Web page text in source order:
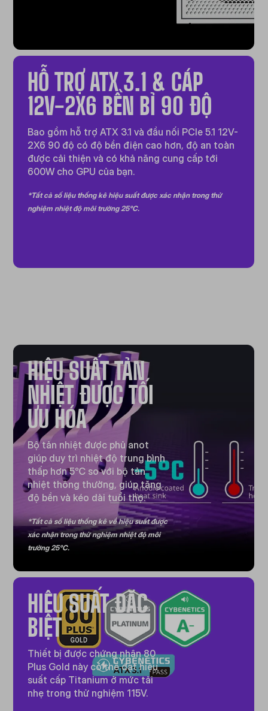
HỖ TRỢ ATX 3.1 & CÁP
12V-2X6 BỀN BỈ 90 ĐỘ
Bao gồm hỗ trợ ATX 3.1 và đầu nối PCIe 5.1 12V-
2X6 90 độ có độ bền điện cao hơn, độ an toàn
được cải thiện và có khả năng cung cấp tới
600W cho GPU của bạn.
*Tất cả số liệu thống kê hiệu suất được xác nhận trong thử
nghiệm nhiệt độ môi trường 25°C.
HIỆU SUẤT ĐẶC
BIỆT
Thiết bị được chứng nhận 80
Plus Gold này có thể đạt hiệu
suất cấp Titanium ở mức tải
nhẹ trong thử nghiệm 115V.
HIỆU SUẤT TẢN
NHIỆT ĐƯỢC TỐI
ƯU HÓA
Bộ tản nhiệt được phủ anot
giúp duy trì nhiệt độ trung bình
thấp hơn 5℃ so với bộ tản
nhiệt thông thường, giúp tăng
độ bền và kéo dài tuổi thọ.
*Tất cả số liệu thống kê về hiệu suất được
xác nhận trong thử nghiệm nhiệt độ môi
trường 25°C.